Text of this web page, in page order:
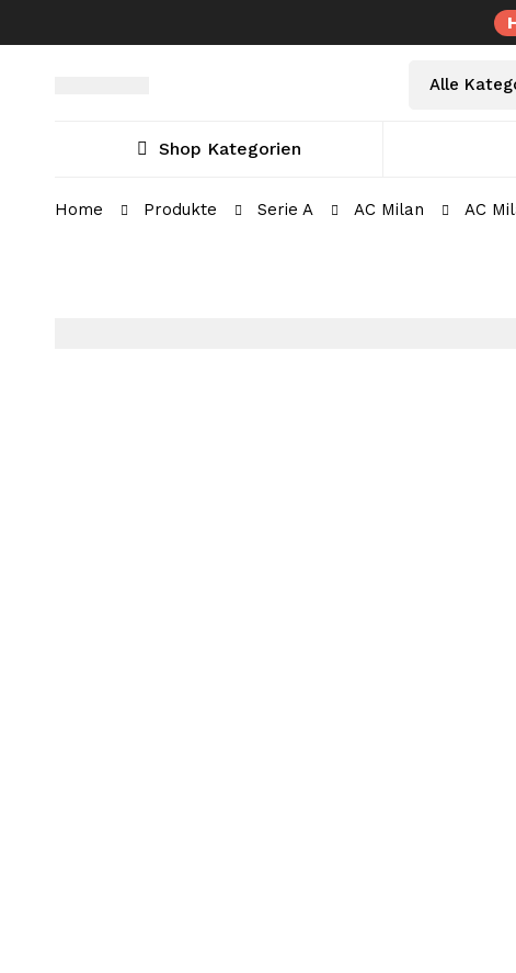
Shop Kategorien
Home Produkte Serie A AC Milan AC